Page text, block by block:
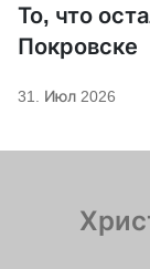
То, что
Покровске
31. Июл 2026